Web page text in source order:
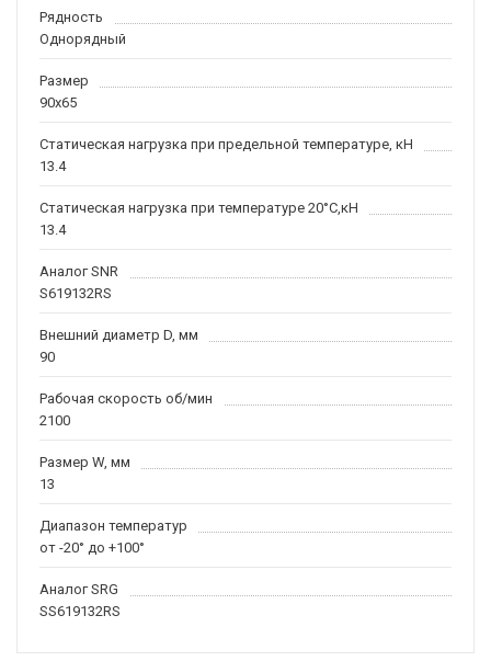
Рядность
Однорядный
Размер
90x65
Статическая нагрузка при предельной температуре, кН
13.4
Статическая нагрузка при температуре 20°С,кН
13.4
Аналог SNR
S619132RS
Внешний диаметр D, мм
90
Рабочая скорость об/мин
2100
Размер W, мм
13
Диапазон температур
от -20° до +100°
Аналог SRG
SS619132RS